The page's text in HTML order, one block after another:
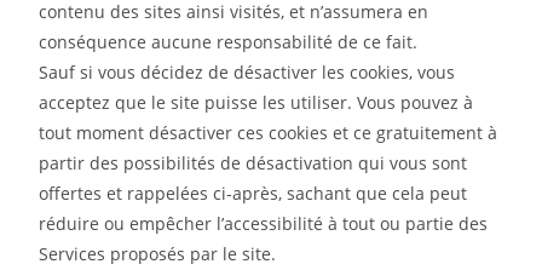
contenu des sites ainsi visités, et n’assumera en
conséquence aucune responsabilité de ce fait.
Sauf si vous décidez de désactiver les cookies, vous
acceptez que le site puisse les utiliser. Vous pouvez à
tout moment désactiver ces cookies et ce gratuitement à
partir des possibilités de désactivation qui vous sont
offertes et rappelées ci-après, sachant que cela peut
réduire ou empêcher l’accessibilité à tout ou partie des
Services proposés par le site.